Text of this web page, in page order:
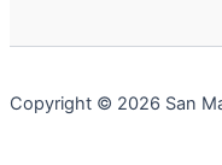
Copyright © 2026 San